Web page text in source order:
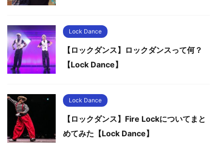
Lock Dance
【ロックダンス】ロックダンスって何？
【Lock Dance】
Lock Dance
【ロックダンス】Fire Lockについてまと
めてみた【Lock Dance】